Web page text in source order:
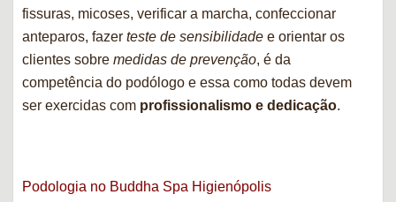
fissuras, micoses, verificar a marcha, confeccionar
anteparos, fazer teste de sensibilidade e orientar os
clientes sobre medidas de prevenção, é da
competência do podólogo e essa como todas devem
ser exercidas com profissionalismo e dedicação.
Podologia no Buddha Spa Higienópolis